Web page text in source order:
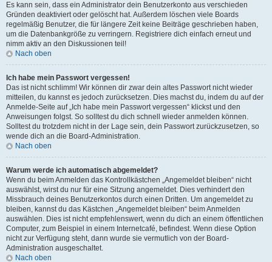
Es kann sein, dass ein Administrator dein Benutzerkonto aus verschieden
Gründen deaktiviert oder gelöscht hat. Außerdem löschen viele Boards
regelmäßig Benutzer, die für längere Zeit keine Beiträge geschrieben haben,
um die Datenbankgröße zu verringern. Registriere dich einfach erneut und
nimm aktiv an den Diskussionen teil!
Nach oben
Ich habe mein Passwort vergessen!
Das ist nicht schlimm! Wir können dir zwar dein altes Passwort nicht wieder
mitteilen, du kannst es jedoch zurücksetzen. Dies machst du, indem du auf der
Anmelde-Seite auf „Ich habe mein Passwort vergessen“ klickst und den
Anweisungen folgst. So solltest du dich schnell wieder anmelden können.
Solltest du trotzdem nicht in der Lage sein, dein Passwort zurückzusetzen, so
wende dich an die Board-Administration.
Nach oben
Warum werde ich automatisch abgemeldet?
Wenn du beim Anmelden das Kontrollkästchen „Angemeldet bleiben“ nicht
auswählst, wirst du nur für eine Sitzung angemeldet. Dies verhindert den
Missbrauch deines Benutzerkontos durch einen Dritten. Um angemeldet zu
bleiben, kannst du das Kästchen „Angemeldet bleiben“ beim Anmelden
auswählen. Dies ist nicht empfehlenswert, wenn du dich an einem öffentlichen
Computer, zum Beispiel in einem Internetcafé, befindest. Wenn diese Option
nicht zur Verfügung steht, dann wurde sie vermutlich von der Board-
Administration ausgeschaltet.
Nach oben